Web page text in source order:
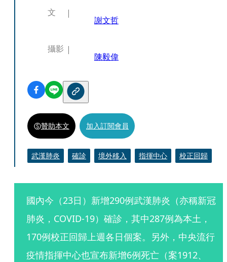
文
謝文哲
攝影
陳毅偉
贊助本文 加入訂閱會員
武漢肺炎 確診 境外移入 指揮中心 校正回歸
國內今（23日）新增290例武漢肺炎（亦稱新冠
肺炎，COVID-19）確診，其中287例為本土，
170例校正回歸上週各日個案。另外，中央流行
疫情指揮中心也宣布新增6例死亡（案1912、